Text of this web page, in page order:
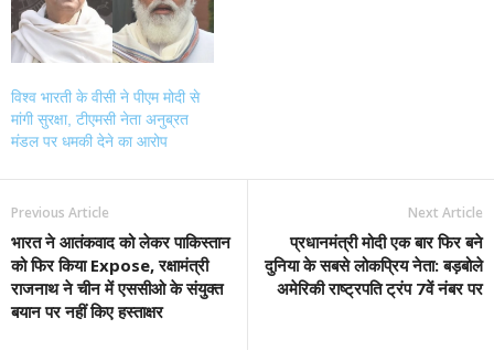
विश्व भारती के वीसी ने पीएम मोदी से
मांगी सुरक्षा, टीएमसी नेता अनुब्रत
मंडल पर धमकी देने का आरोप
Previous Article
भारत ने आतंकवाद को लेकर पाकिस्तान
को फिर किया Expose, रक्षामंत्री
राजनाथ ने चीन में एससीओ के संयुक्त
बयान पर नहीं किए हस्ताक्षर
Next Article
प्रधानमंत्री मोदी एक बार फिर बने
दुनिया के सबसे लोकप्रिय नेता: बड़बोले
अमेरिकी राष्ट्रपति ट्रंप 7वें नंबर पर